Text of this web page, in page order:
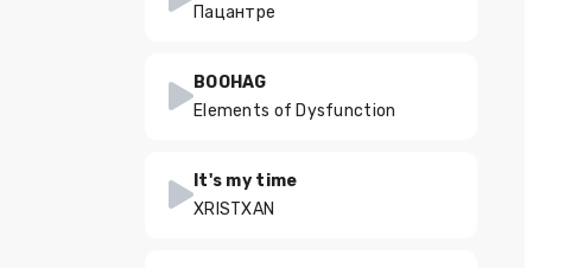
Пацантре
BOOHAG
Elements of Dysfunction
It's my time
XRISTXAN